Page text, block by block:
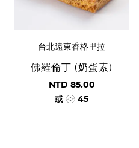
台北遠東香格里拉
佛羅倫丁 (奶蛋素)
NTD 85.00
或
45